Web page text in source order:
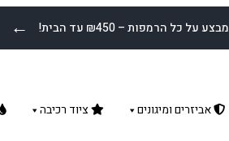
← מבצע על כל הרמפות – ₪450 עד הבית!
אביזרים ומיגונים ציוד רכיבה